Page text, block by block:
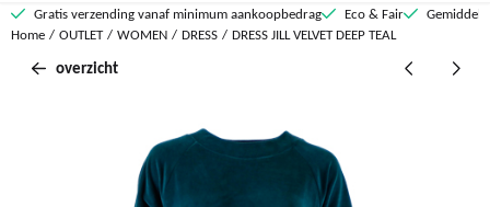
Gratis verzending vanaf minimum aankoopbedrag Eco & Fair
Home / OUTLET / WOMEN / DRESS / DRESS JILL VELVET DEEP TEAL
overzicht